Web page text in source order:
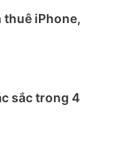
thuê iPhone,
sắc trong 4